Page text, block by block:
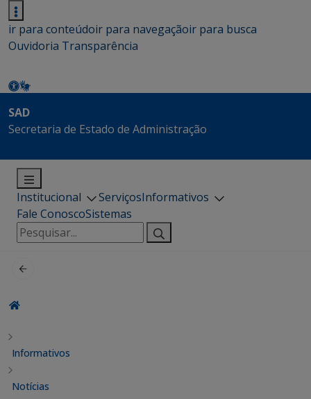
ir para conteúdoir para navegaçãoir para busca
Ouvidoria Transparência
SAD
Secretaria de Estado de Administração
Institucional ServiçosInformativos
Fale ConoscoSistemas
Pesquisar
por:
Informativos
Notícias